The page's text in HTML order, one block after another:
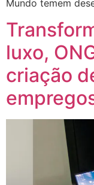
Mundo temem
luxo,
criação